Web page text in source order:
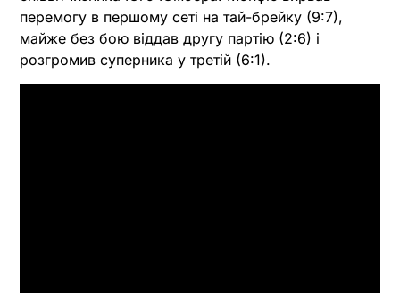
перемогу в першому сеті на тай-брейку (9:7),
майже без бою віддав другу партію (2:6) і
розгромив суперника у третій (6:1).